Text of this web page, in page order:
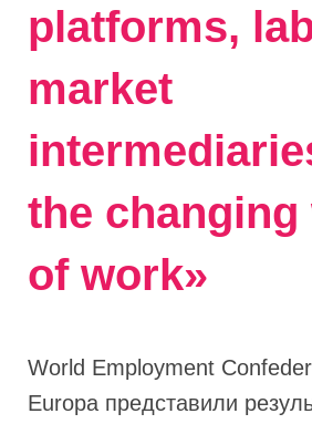
platforms,
market
the changing
of work»
World Employment
Europa представили